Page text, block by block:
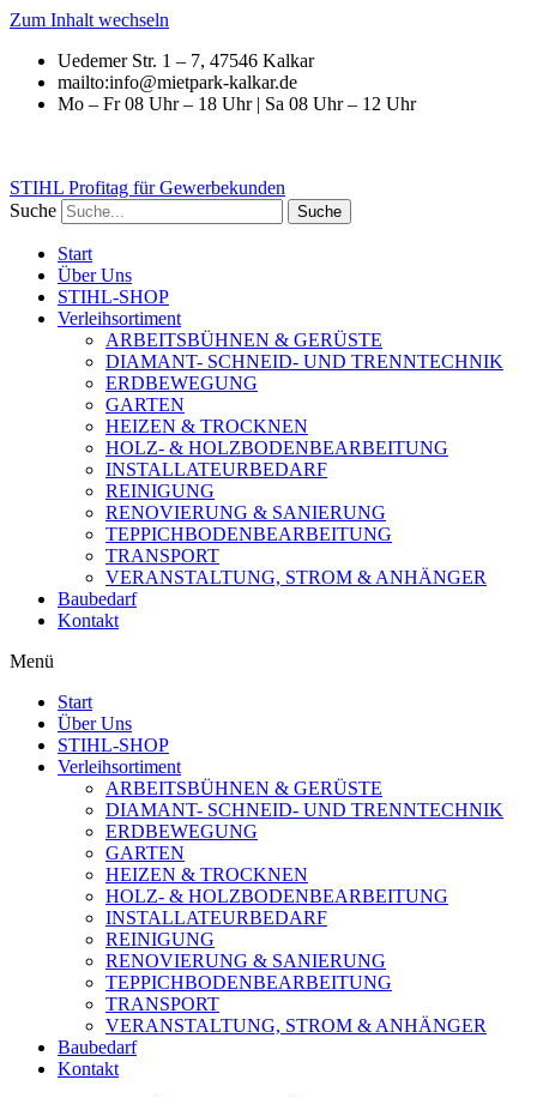
Zum Inhalt wechseln
Uedemer Str. 1 – 7, 47546 Kalkar
mailto:info@mietpark-kalkar.de
Mo – Fr 08 Uhr – 18 Uhr | Sa 08 Uhr – 12 Uhr
STIHL Profitag für Gewerbekunden
Suche
Suche
Start
Über Uns
STIHL-SHOP
Verleihsortiment
ARBEITSBÜHNEN & GERÜSTE
DIAMANT- SCHNEID- UND TRENNTECHNIK
ERDBEWEGUNG
GARTEN
HEIZEN & TROCKNEN
HOLZ- & HOLZBODENBEARBEITUNG
INSTALLATEURBEDARF
REINIGUNG
RENOVIERUNG & SANIERUNG
TEPPICHBODENBEARBEITUNG
TRANSPORT
VERANSTALTUNG, STROM & ANHÄNGER
Baubedarf
Kontakt
Menü
Start
Über Uns
STIHL-SHOP
Verleihsortiment
ARBEITSBÜHNEN & GERÜSTE
DIAMANT- SCHNEID- UND TRENNTECHNIK
ERDBEWEGUNG
GARTEN
HEIZEN & TROCKNEN
HOLZ- & HOLZBODENBEARBEITUNG
INSTALLATEURBEDARF
REINIGUNG
RENOVIERUNG & SANIERUNG
TEPPICHBODENBEARBEITUNG
TRANSPORT
VERANSTALTUNG, STROM & ANHÄNGER
Baubedarf
Kontakt